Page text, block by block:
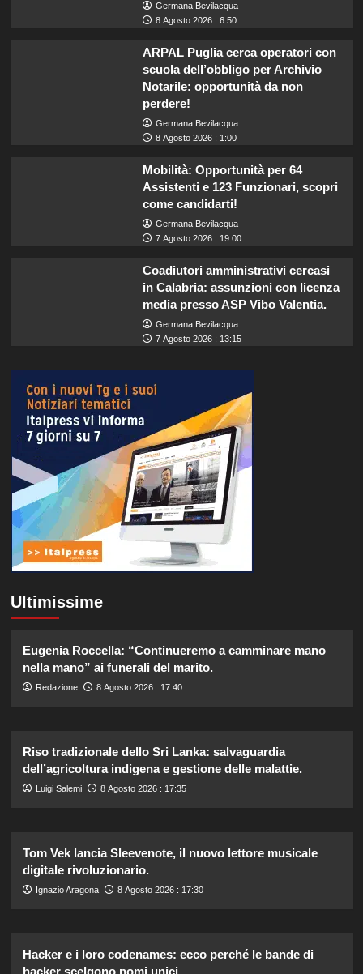
Germana Bevilacqua
8 Agosto 2026 : 6:50
ARPAL Puglia cerca operatori con
scuola dell’obbligo per Archivio
Notarile: opportunità da non
perdere!
Germana Bevilacqua
8 Agosto 2026 : 1:00
Mobilità: Opportunità per 64
Assistenti e 123 Funzionari, scopri
come candidarti!
Germana Bevilacqua
7 Agosto 2026 : 19:00
Coadiutori amministrativi cercasi
in Calabria: assunzioni con licenza
media presso ASP Vibo Valentia.
Germana Bevilacqua
7 Agosto 2026 : 13:15
Ultimissime
Eugenia Roccella: “Continueremo a camminare mano
nella mano” ai funerali del marito.
Redazione 8 Agosto 2026 : 17:40
Riso tradizionale dello Sri Lanka: salvaguardia
dell’agricoltura indigena e gestione delle malattie.
Luigi Salemi 8 Agosto 2026 : 17:35
Tom Vek lancia Sleevenote, il nuovo lettore musicale
digitale rivoluzionario.
Ignazio Aragona 8 Agosto 2026 : 17:30
Hacker e i loro codenames: ecco perché le bande di
hacker scelgono nomi unici